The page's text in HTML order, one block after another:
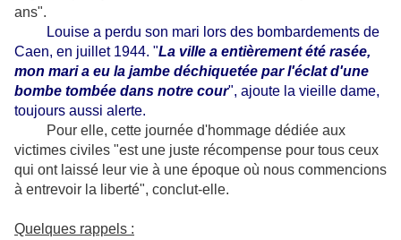
ans".
Louise a perdu son mari lors des bombardements de
Caen, en juillet 1944. "La ville a entièrement été rasée,
mon mari a eu la jambe déchiquetée par l'éclat d'une
bombe tombée dans notre cour", ajoute la vieille dame,
toujours aussi alerte.
Pour elle, cette journée d'hommage dédiée aux
victimes civiles "est une juste récompense pour tous ceux
qui ont laissé leur vie à une époque où nous commencions
à entrevoir la liberté", conclut-elle.
Quelques rappels :